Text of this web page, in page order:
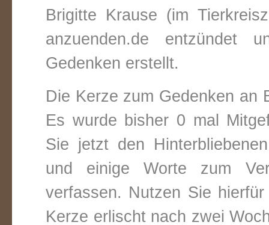
Brigitte Krause (im
anzuenden.de entzündet
Gedenken erstellt.
Die Kerze zum Gedenken an
Es wurde bisher 0 mal
Sie jetzt den
und einige Worte zum
verfassen. Nutzen Sie
Kerze erlischt nach zwei